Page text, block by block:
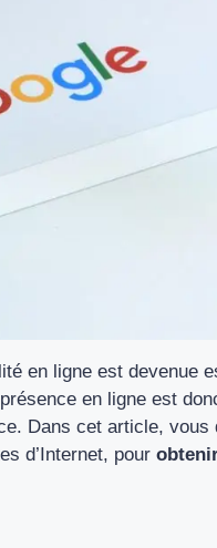
en ligne est devenue
en ligne est
Dans cet article,
d’Internet, pour